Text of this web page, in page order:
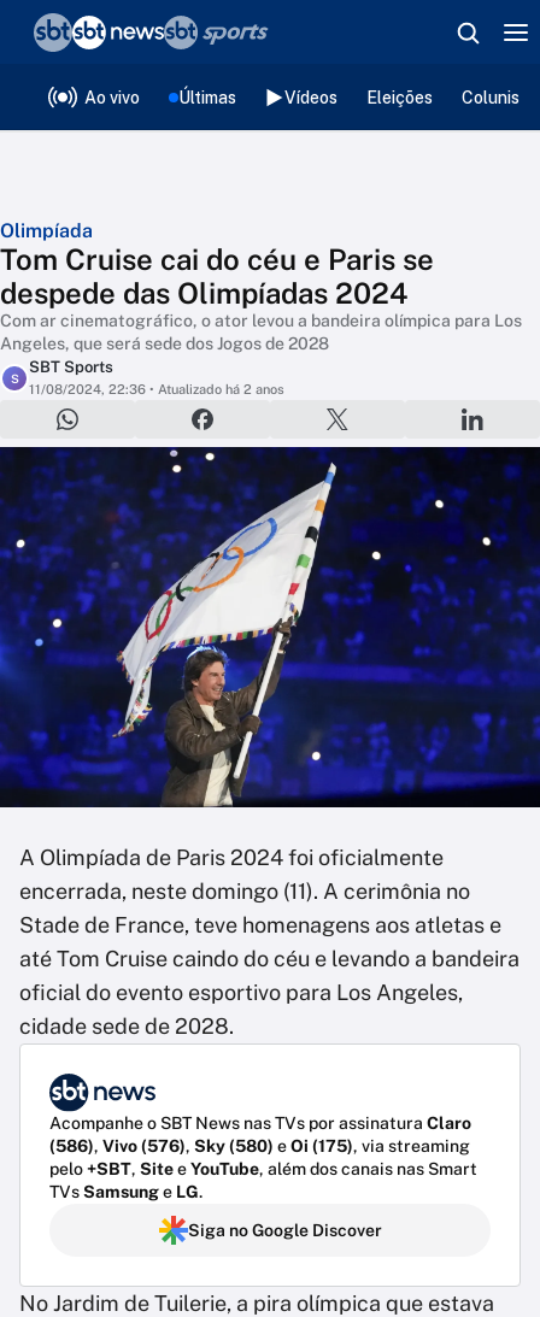
Ao vivo Últimas Vídeos Eleições
Olimpíada
Tom Cruise cai do céu e Paris se
despede das Olimpíadas 2024
Com ar cinematográfico, o ator levou a bandeira olímpica para Los
Angeles, que será sede dos Jogos de 2028
S
SBT Sports
11/08/2024, 22:36 • Atualizado há 2 anos
A Olimpíada de Paris 2024 foi oficialmente
encerrada, neste domingo (11). A cerimônia no
Stade de France, teve homenagens aos atletas e
até Tom Cruise caindo do céu e levando a bandeira
oficial do evento esportivo para Los Angeles,
cidade sede de 2028.
Acompanhe o SBT News nas TVs por assinatura Claro
(586), Vivo (576), Sky (580) eOi (175), via streaming
pelo+SBT, SiteeYouTube, além dos canais nas Smart
TVsSamsunge LG.
Siga no Google Discover
No Jardim de Tuilerie, a pira olímpica que estava
❮voltar
Editorias